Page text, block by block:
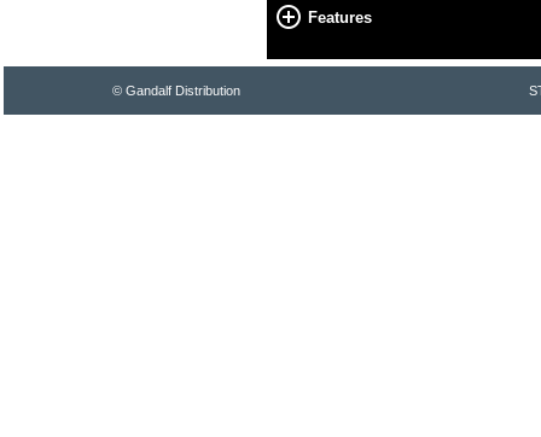
Features
© Gandalf Distribution